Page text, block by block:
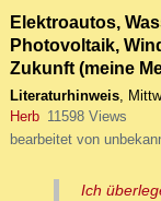
Elektroautos,
Photovoltaik,
Zukunft (meine
Literaturhinweis,
Herb 11598 Views
bearbeitet von
Ich